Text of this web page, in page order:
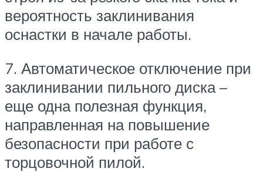
вероятность заклинивания
оснастки в начале работы.
7. Автоматическое отключение при
заклинивании пильного диска –
еще одна полезная функция,
направленная на повышение
безопасности при работе с
торцовочной пилой.